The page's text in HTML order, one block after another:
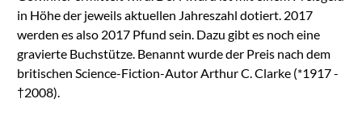
in Höhe der jeweils aktuellen Jahreszahl dotiert. 2017
werden es also 2017 Pfund sein. Dazu gibt es noch eine
gravierte Buchstütze. Benannt wurde der Preis nach dem
britischen Science-Fiction-Autor Arthur C. Clarke (*1917 -
†2008).